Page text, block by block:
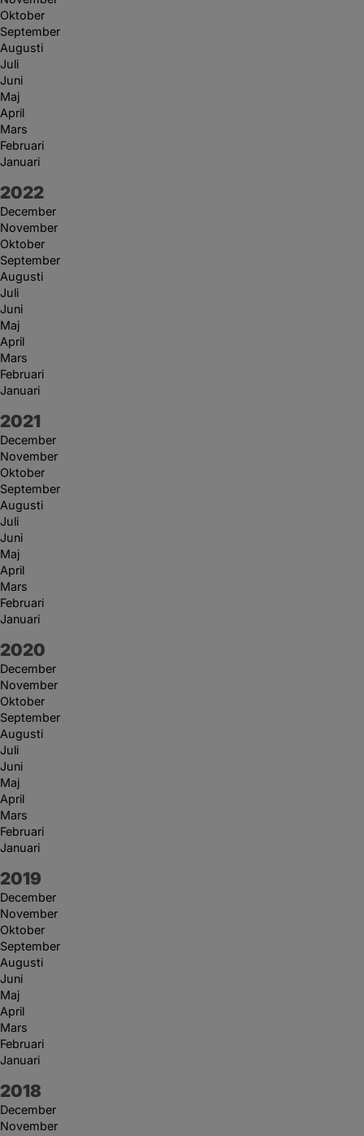
Oktober
September
Augusti
Juli
Juni
Maj
April
Mars
Februari
Januari
År:
2022
December
November
Oktober
September
Augusti
Juli
Juni
Maj
April
Mars
Februari
Januari
År:
2021
December
November
Oktober
September
Augusti
Juli
Juni
Maj
April
Mars
Februari
Januari
År:
2020
December
November
Oktober
September
Augusti
Juli
Juni
Maj
April
Mars
Februari
Januari
År:
2019
December
November
Oktober
September
Augusti
Juni
Maj
April
Mars
Februari
Januari
År:
2018
December
November